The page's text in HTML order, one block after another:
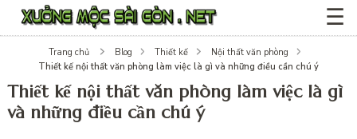
☰
Trang chủ Blog Thiết kế
Nội thất văn phòng
Thiết kế nội thất văn phòng làm việc là gì và những điều cần chú ý
Thiết kế nội thất văn phòng làm việc là gì
và những điều cần chú ý